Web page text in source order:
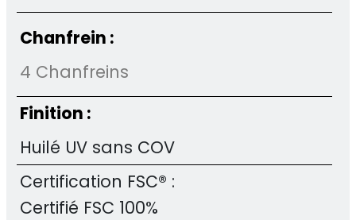
Chanfrein :
4 Chanfreins
Finition :
Huilé UV sans COV
Certification FSC® :
Certifié FSC 100%